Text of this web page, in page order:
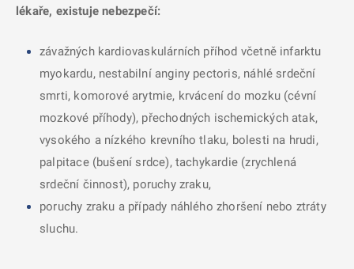
lékaře, existuje nebezpečí:
závažných kardiovaskulárních příhod včetně infarktu
myokardu, nestabilní anginy pectoris, náhlé srdeční
smrti, komorové arytmie, krvácení do mozku (cévní
mozkové příhody), přechodných ischemických atak,
vysokého a nízkého krevního tlaku, bolesti na hrudi,
palpitace (bušení srdce), tachykardie (zrychlená
srdeční činnost), poruchy zraku,
poruchy zraku a případy náhlého zhoršení nebo ztráty
sluchu.